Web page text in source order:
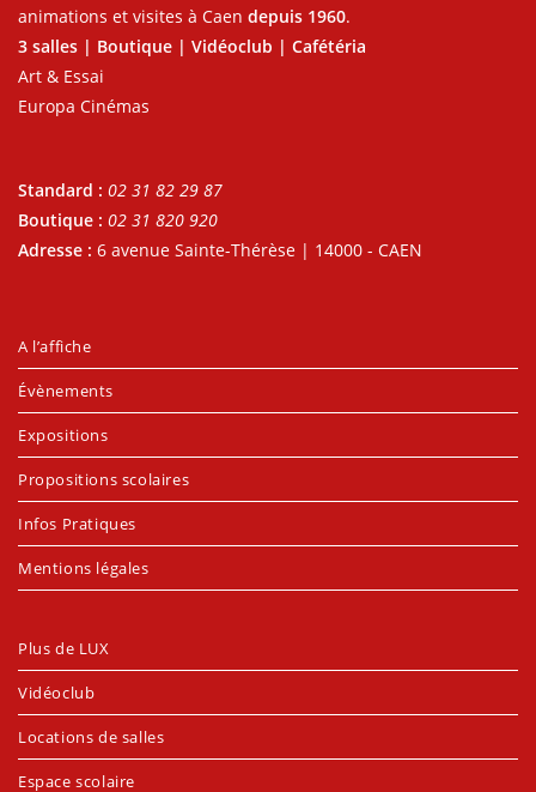
animations et visites à Caen depuis 1960.
3 salles | Boutique | Vidéoclub | Cafétéria
Art & Essai
Europa Cinémas
Standard : 02 31 82 29 87
Boutique : 02 31 820 920
Adresse : 6 avenue Sainte-Thérèse | 14000 - CAEN
A l’affiche
Évènements
Expositions
Propositions scolaires
Infos Pratiques
Mentions légales
Plus de LUX
Vidéoclub
Locations de salles
Espace scolaire